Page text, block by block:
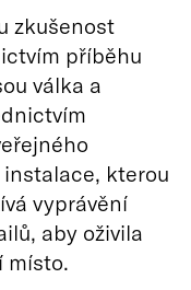
zkušenost
příběhu
válka a
kterou
vyprávění
aby oživila
místo.